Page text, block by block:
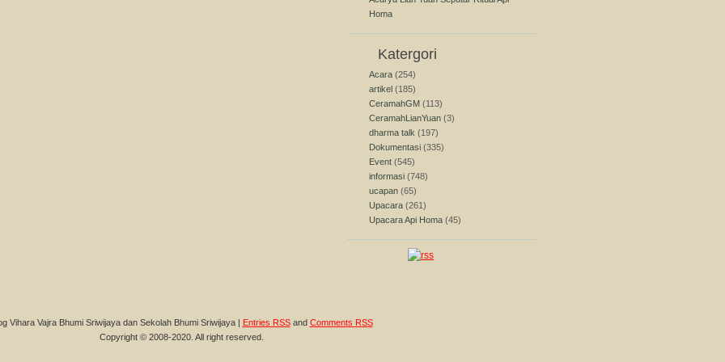
Homa
Katergori
Acara (254)
artikel (185)
CeramahGM (113)
CeramahLianYuan (3)
dharma talk (197)
Dokumentasi (335)
Event (545)
informasi (748)
ucapan (65)
Upacara (261)
Upacara Api Homa (45)
Vihara Vajra Bhumi Sriwijaya dan Sekolah Bhumi Sriwijaya | Entries RSSand Comments RSS
Copyright © 2008-2020. All right reserved.